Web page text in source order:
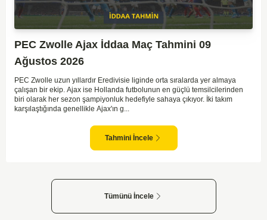
PEC Zwolle Ajax İddaa Maç Tahmini 09
Ağustos 2026
PEC Zwolle uzun yıllardır Eredivisie liginde orta sıralarda yer almaya
çalışan bir ekip. Ajax ise Hollanda futbolunun en güçlü temsilcilerinden
biri olarak her sezon şampiyonluk hedefiyle sahaya çıkıyor. İki takım
karşılaştığında genellikle Ajax'ın g...
Tahmini İncele
Tümünü İncele